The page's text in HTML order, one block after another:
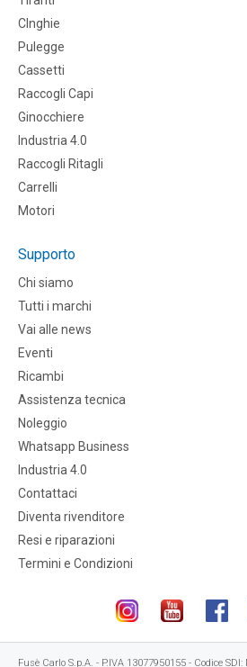
CInghie
Pulegge
Cassetti
Raccogli Capi
Ginocchiere
Industria 4.0
Raccogli Ritagli
Carrelli
Motori
Supporto
Chi siamo
Tutti i marchi
Vai alle news
Eventi
Ricambi
Assistenza tecnica
Noleggio
Whatsapp Business
Industria 4.0
Contattaci
Diventa rivenditore
Resi e riparazioni
Termini e Condizioni
Fusè Carlo S.p.A. - P.IVA 13077950155 - Codice